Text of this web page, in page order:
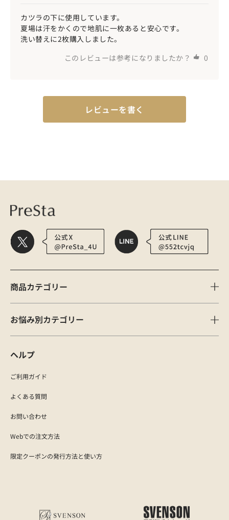
カツラの下に使用しています。
夏場は汗をかくので地肌に一枚あると安心です。
洗い替えに2枚購入しました。
このレビューは参考になりましたか？
0
レビューを書く
商品カテゴリー
お悩み別カテゴリー
ヘルプ
ご利用ガイド
よくある質問
お問い合わせ
Webでの注文方法
限定クーポンの発行方法と使い方